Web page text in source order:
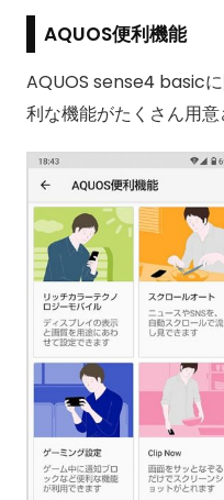
AQUOS便利機能
AQUOS sense4 basic
利な機能がたくさん用意